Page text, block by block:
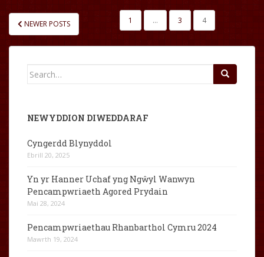
LLYWIO
COFNODION
NEWER POSTS 1 … 3 4
Search
NEWYDDION DIWEDDARAF
Cyngerdd Blynyddol
Ebrill 20, 2025
Yn yr Hanner Uchaf yng Ngŵyl Wanwyn
Pencampwriaeth Agored Prydain
Mai 28, 2024
Pencampwriaethau Rhanbarthol Cymru 2024
Mawrth 19, 2024